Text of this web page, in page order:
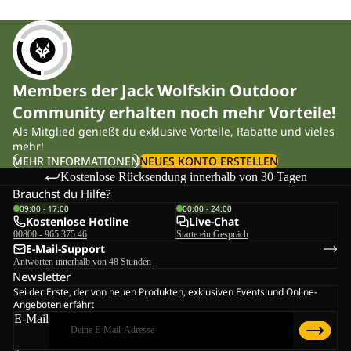
Members der Jack Wolfskin Outdoor
Community erhalten noch mehr Vorteile!
Als Mitglied genießt du exklusive Vorteile, Rabatte und vieles
mehr!
MEHR INFORMATIONENNEUES KONTO ERSTELLEN
Kostenlose Rücksendung innerhalb von 30 Tagen
Brauchst du Hilfe?
09:00 - 17:00
Kostenlose Hotline
00800 - 965 375 46
00:00 - 24:00
Live-Chat
Starte ein Gespräch
E-Mail-Support
Antworten innerhalb von 48 Stunden
Newsletter
Sei der Erste, der von neuen Produkten, exklusiven Events und Online-
Angeboten erfährt
E-Mail